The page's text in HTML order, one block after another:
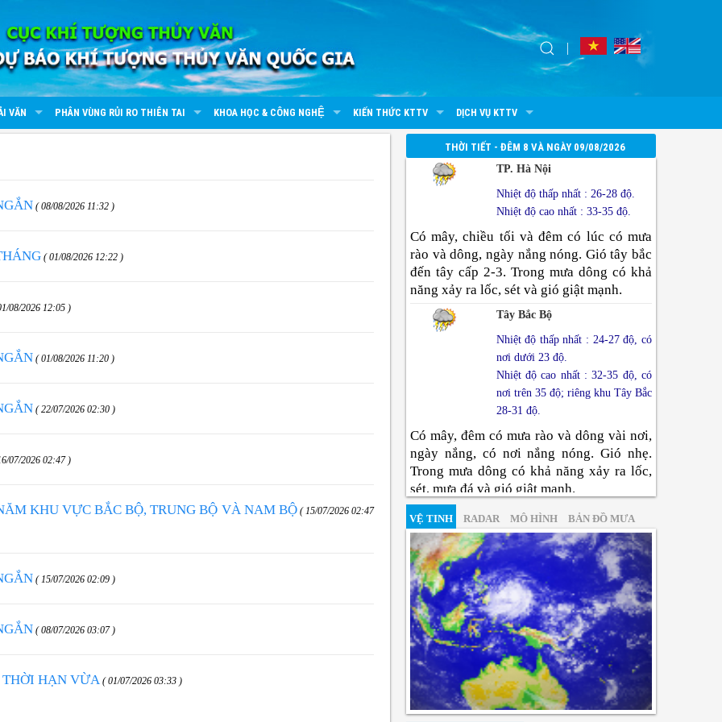
VĂN PHÂN VÙNG RỦI RO THIÊN TAI KHOA HỌC & CÔNG NGHỆ KIẾN THỨC KTTV DỊCH VỤ KTTV
( 08/08/2026 11:32 )
( 01/08/2026 12:22 )
08/2026 12:05 )
( 01/08/2026 11:20 )
( 22/07/2026 02:30 )
07/2026 02:47 )
KHU VỰC BẮC BỘ, TRUNG BỘ VÀ NAM BỘ( 15/07/2026 02:47
( 15/07/2026 02:09 )
( 08/07/2026 03:07 )
THỜI HẠN VỪA ( 01/07/2026 03:33 )
THỜI TIẾT - ĐÊM 8 VÀ NGÀY 09/08/2026
TP. Hà Nội
Nhiệt độ thấp nhất : 26-28 độ.
Nhiệt độ cao nhất : 33-35 độ.
Có mây, chiều tối và đêm có lúc có mưa
rào và dông, ngày nắng nóng. Gió tây bắc
đến tây cấp 2-3. Trong mưa dông có khả
năng xảy ra lốc, sét và gió giật mạnh.
Tây Bắc Bộ
Nhiệt độ thấp nhất : 24-27 độ, có
nơi dưới 23 độ.
Nhiệt độ cao nhất : 32-35 độ, có
nơi trên 35 độ; riêng khu Tây Bắc
28-31 độ.
Có mây, đêm có mưa rào và dông vài nơi,
ngày nắng, có nơi nắng nóng. Gió nhẹ.
Trong mưa dông có khả năng xảy ra lốc,
sét, mưa đá và gió giật mạnh.
Đông Bắc Bộ
Nhiệt độ thấp nhất : 24-27 độ,
vùng núi có nơi dưới 24 độ.
Nhiệt độ cao nhất : 33-36 độ, có
nơi trên 36 độ.
Có mây, chiều tối và đêm có mưa rào và
dông rải rác, cục bộ có nơi mưa to; ngày
nắng nóng. Gió tây bắc đến tây cấp 2-3.
Trong mưa dông có khả năng xảy ra lốc,
sét, mưa đá và gió giật mạnh.
Thanh Hóa Đến Huế
VỆ TINH RADAR MÔ HÌNH BẢN ĐỒ MƯA